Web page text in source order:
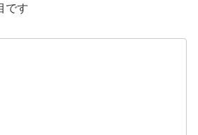
です